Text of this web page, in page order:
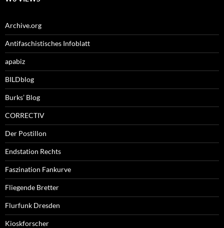
Archive.org
Antifaschistisches Infoblatt
apabiz
BILDblog
Burks’ Blog
CORRECTIV
Der Postillon
Endstation Rechts
Faszination Fankurve
Fliegende Bretter
Flurfunk Dresden
Kioskforscher